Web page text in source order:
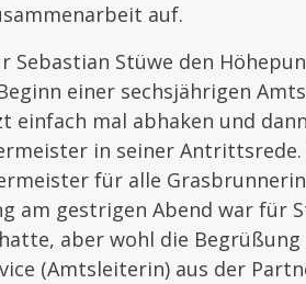
auf.
Sebastian Stüwe den
einer sechsjährigen
einfach mal abhaken und
in seiner Antrittsrede.
für alle
am gestrigen Abend war für
aber wohl die Begrüßung
(Amtsleiterin) aus der